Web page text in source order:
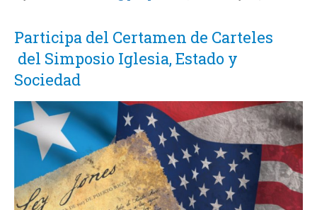
Participa del Certamen de Carteles
del Simposio Iglesia, Estado y
Sociedad